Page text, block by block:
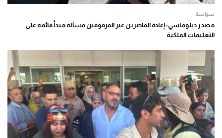
سياسة
مصدر دبلوماسي: إعادة القاصرين غير المرفوقين مسألة مبدأ قائمة على
التعليمات الملكية